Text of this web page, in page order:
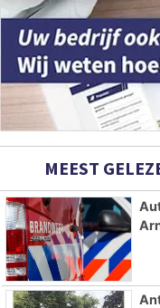
MEEST